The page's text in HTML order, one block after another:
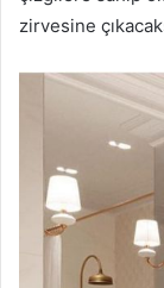
zirvesine